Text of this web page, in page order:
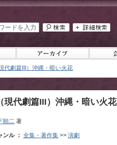
代劇篇III）沖縄・暗い火花
現代劇篇III）沖縄・暗い火花
順二 著
ンル ： 全集・著作集 >> 演劇